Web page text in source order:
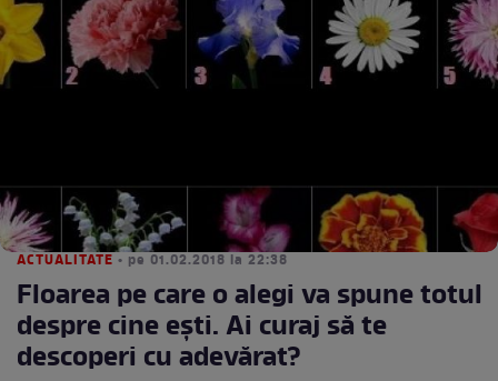
ACTUALITATE • pe 01.02.2018 la 22:38
Floarea pe care o alegi va spune totul
despre cine ești. Ai curaj să te
descoperi cu adevărat?